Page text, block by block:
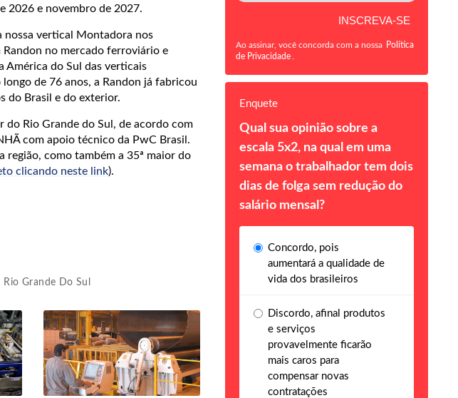
2026 e novembro de 2027.
nossa vertical Montadora nos
no mercado ferroviário e
América do Sul das verticais
longo de 76 anos, a Randon já fabricou
do Brasil e do exterior.
do Rio Grande do Sul, de acordo com
com apoio técnico da PwC Brasil.
região, como também a 35ª maior do
clicando neste link).
Rio Grande Do Sul
Ao assinar, você concorda com a nossa Política
de Privacidade
Enquete
Qual sua opinião sobre a
escala 5x2, na qual em uma
semana o trabalhador tem dois
dias de folga sem redução do
salário mensal?
Concordo, pois
aumentará a qualidade de
vida dos brasileiros
Discordo, afinal produtos
e serviços
provavelmente ficarão
mais caros para
compensar novas
contratações